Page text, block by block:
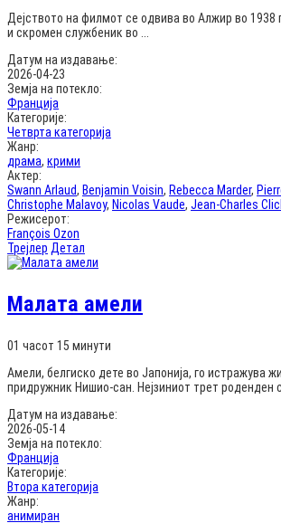
Дејството на филмот се одвива во Алжир во 1938
и скромен службеник во ...
Датум на издавање:
2026-04-23
Земја на потекло:
Франција
Категорије:
Четврта категорија
Жанр:
драма, крими
Актер:
Swann Arlaud, Benjamin Voisin, Rebecca Marder,
Christophe Malavoy, Nicolas Vaude, Jean-Charles
Режисерот:
François Ozon
Трејлер Детал
Малата амели
01 часот 15 минути
Амели, белгиско дете во Јапонија, го истражува
придружник Нишио-сан. Нејзиниот трет роденден
Датум на издавање:
2026-05-14
Земја на потекло:
Франција
Категорије:
Втора категорија
Жанр:
анимиран